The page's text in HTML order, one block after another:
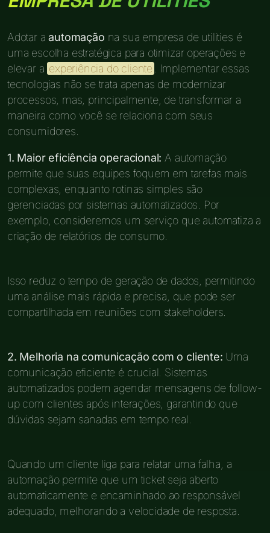
Adotar aautomação na sua empresa de utilities é
uma escolha estratégica para otimizar operações e
elevar a experiência do cliente
. Implementar essas
tecnologias não se trata apenas de modernizar
processos, mas, principalmente, de transformar a
maneira como você se relaciona com seus
consumidores.
1. Maior eficiência operacional: A automação
permite que suas equipes foquem em tarefas mais
complexas, enquanto rotinas simples são
gerenciadas por sistemas automatizados. Por
exemplo, consideremos um serviço que automatiza a
criação de relatórios de consumo.
Isso reduz o tempo de geração de dados, permitindo
uma análise mais rápida e precisa, que pode ser
compartilhada em reuniões com stakeholders.
2. Melhoria na comunicação com o cliente: Uma
comunicação eficiente é crucial. Sistemas
automatizados podem agendar mensagens de follow-
up com clientes após interações, garantindo que
dúvidas sejam sanadas em tempo real.
Quando um cliente liga para relatar uma falha, a
automação permite que um ticket seja aberto
automaticamente e encaminhado ao responsável
adequado, melhorando a velocidade de resposta.